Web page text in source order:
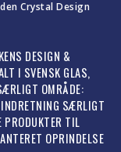
DESIGN &
I SVENSK GLAS,
OMRÅDE:
INDRETNING SÆRLIGT
PRODUKTER TIL
OPRINDELSE